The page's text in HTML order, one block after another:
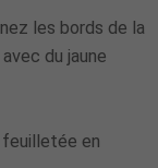
les bords de la
du jaune
en